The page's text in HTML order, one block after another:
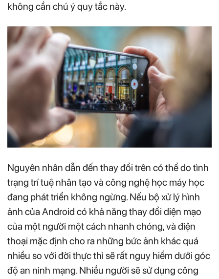
không cần chú ý quy tắc này.
Nguyên nhân dẫn đến thay đổi trên có thể do tình
trạng trí tuệ nhân tạo và công nghệ học máy học
đang phát triển không ngừng. Nếu bộ xử lý hình
ảnh của Android có khả năng thay đổi diện mạo
của một người một cách nhanh chóng, và điện
thoại mặc định cho ra những bức ảnh khác quá
nhiều so với đời thực thì sẽ rất nguy hiểm dưới góc
độ an ninh mạng. Nhiều người sẽ sử dụng công